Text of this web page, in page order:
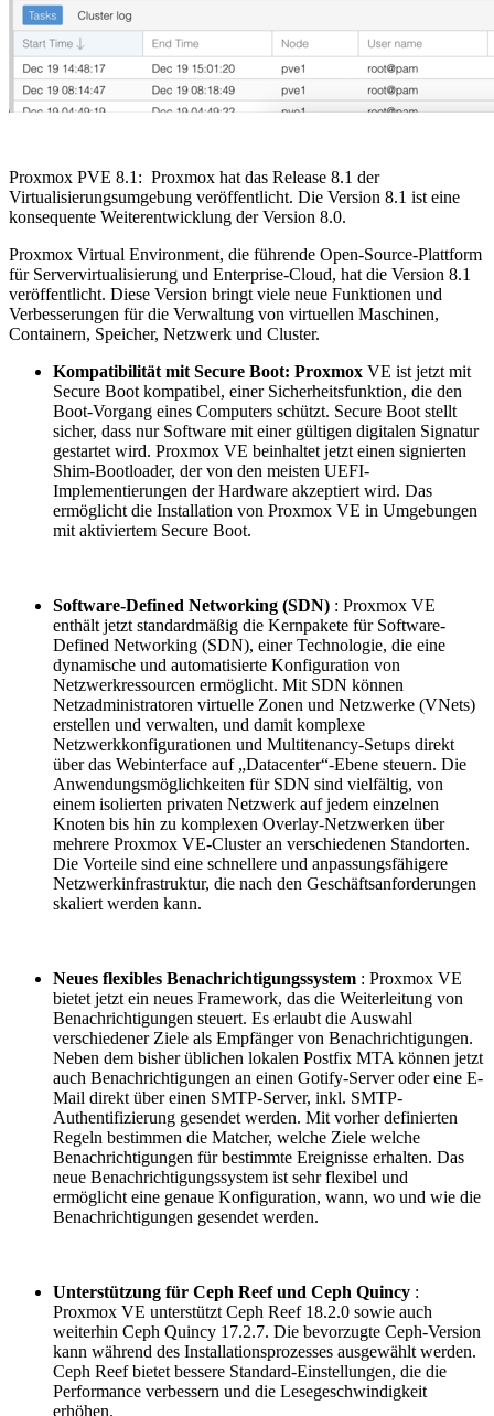
Proxmox PVE 8.1: Proxmox hat das Release 8.1 der
Virtualisierungsumgebung veröffentlicht. Die Version 8.1 ist eine
konsequente Weiterentwicklung der Version 8.0.
Proxmox Virtual Environment, die führende Open-Source-Plattform
für Servervirtualisierung und Enterprise-Cloud, hat die Version 8.1
veröffentlicht. Diese Version bringt viele neue Funktionen und
Verbesserungen für die Verwaltung von virtuellen Maschinen,
Containern, Speicher, Netzwerk und Cluster.
Kompatibilität mit Secure Boot: Proxmox VE ist jetzt mit
Secure Boot kompatibel, einer Sicherheitsfunktion, die den
Boot-Vorgang eines Computers schützt. Secure Boot stellt
sicher, dass nur Software mit einer gültigen digitalen Signatur
gestartet wird. Proxmox VE beinhaltet jetzt einen signierten
Shim-Bootloader, der von den meisten UEFI-
Implementierungen der Hardware akzeptiert wird. Das
ermöglicht die Installation von Proxmox VE in Umgebungen
mit aktiviertem Secure Boot.
Software-Defined Networking (SDN) : Proxmox VE
enthält jetzt standardmäßig die Kernpakete für Software-
Defined Networking (SDN), einer Technologie, die eine
dynamische und automatisierte Konfiguration von
Netzwerkressourcen ermöglicht. Mit SDN können
Netzadministratoren virtuelle Zonen und Netzwerke (VNets)
erstellen und verwalten, und damit komplexe
Netzwerkkonfigurationen und Multitenancy-Setups direkt
über das Webinterface auf „Datacenter“-Ebene steuern. Die
Anwendungsmöglichkeiten für SDN sind vielfältig, von
einem isolierten privaten Netzwerk auf jedem einzelnen
Knoten bis hin zu komplexen Overlay-Netzwerken über
mehrere Proxmox VE-Cluster an verschiedenen Standorten.
Die Vorteile sind eine schnellere und anpassungsfähigere
Netzwerkinfrastruktur, die nach den Geschäftsanforderungen
skaliert werden kann.
Neues flexibles Benachrichtigungssystem : Proxmox VE
bietet jetzt ein neues Framework, das die Weiterleitung von
Benachrichtigungen steuert. Es erlaubt die Auswahl
verschiedener Ziele als Empfänger von Benachrichtigungen.
Neben dem bisher üblichen lokalen Postfix MTA können jetzt
auch Benachrichtigungen an einen Gotify-Server oder eine E-
Mail direkt über einen SMTP-Server, inkl. SMTP-
Authentifizierung gesendet werden. Mit vorher definierten
Regeln bestimmen die Matcher, welche Ziele welche
Benachrichtigungen für bestimmte Ereignisse erhalten. Das
neue Benachrichtigungssystem ist sehr flexibel und
ermöglicht eine genaue Konfiguration, wann, wo und wie die
Benachrichtigungen gesendet werden.
Unterstützung für Ceph Reef und Ceph Quincy :
Proxmox VE unterstützt Ceph Reef 18.2.0 sowie auch
weiterhin Ceph Quincy 17.2.7. Die bevorzugte Ceph-Version
kann während des Installationsprozesses ausgewählt werden.
Ceph Reef bietet bessere Standard-Einstellungen, die die
Performance verbessern und die Lesegeschwindigkeit
erhöhen.